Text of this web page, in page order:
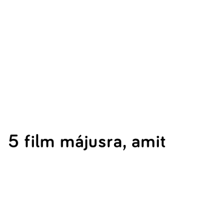
5 film májusra, amit